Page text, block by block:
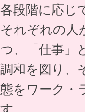
各段階に応じ
それぞれの人
つ、「仕事」
調和を図り、
態をワーク・
す。